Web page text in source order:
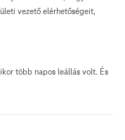
vezető elérhetőségeit,
több napos leállás volt. És